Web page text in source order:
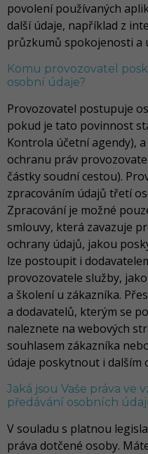
povolení používaných
další údaje, například z
průzkumů spokojenosti a
Komu provozovatel
osobní údaje?
Provozovatel postupuje
pokud je tato povinnost
Kontrola účetní agendy),
ochranu práv
částky soudní cestou).
zpracováním údajů třetí
Zpracování je možné
smlouvy, která zavazuje
ochrany údajů, jakou
lze postoupit i
provozovatele služby,
a školení u zákazníka.
a dodavatelů, kterým se
naleznete na webových
souhlasem zákazníka
údaje poskytnout i dalším
Jaká jsou Vaše práva ve
předávání osobních
V souladu s platnou
práva dotčené osoby.